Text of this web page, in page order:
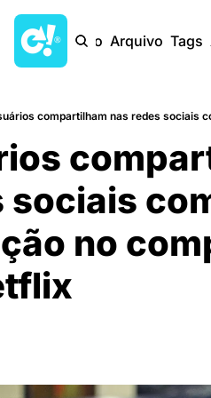
Início Arquivo Tags
compartilham nas redes sociais
sociais
no